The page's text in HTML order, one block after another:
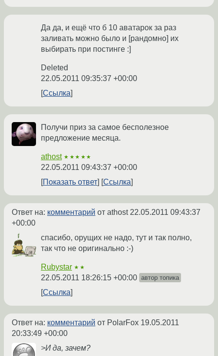
Да да, и ещё что б 10 аватарок за раз
заливать можно было и [рандомно] их
выбирать при постинге :]
Deleted
22.05.2011 09:35:37 +00:00
Ссылка
Получи приз за самое бесполезное
предложение месяца.
athost ★★★★★
22.05.2011 09:43:37 +00:00
Показать ответ
Ссылка
Ответ на: комментарий от athost 22.05.2011 09:43:37
+00:00
спасибо, орущих не надо, тут и так полно,
так что не оригинально :-)
Rubystar ★★
22.05.2011 18:26:15 +00:00 автор топика
Ссылка
Ответ на: комментарий от PolarFox 19.05.2011
20:33:49 +00:00
>И да, зачем?